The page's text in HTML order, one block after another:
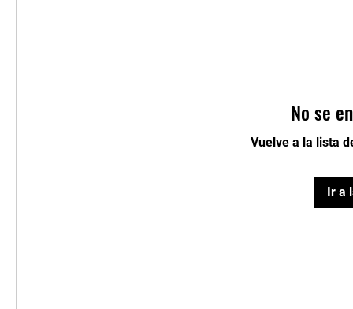
No se
Vuelve a la lista
Ir a